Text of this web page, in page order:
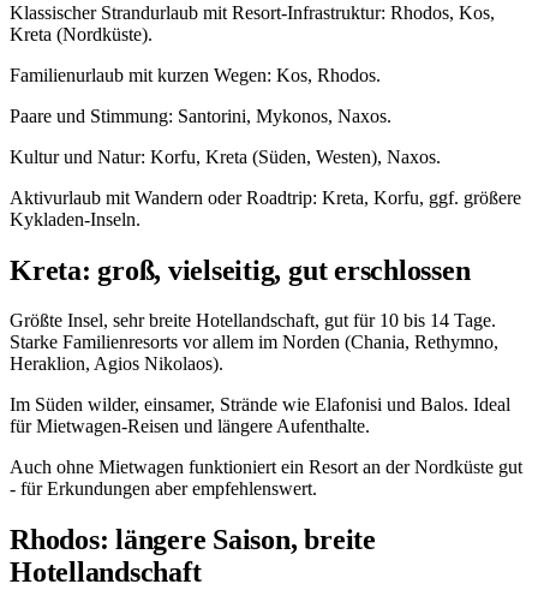
Klassischer Strandurlaub mit Resort-Infrastruktur: Rhodos, Kos,
Kreta (Nordküste).
Familienurlaub mit kurzen Wegen: Kos, Rhodos.
Paare und Stimmung: Santorini, Mykonos, Naxos.
Kultur und Natur: Korfu, Kreta (Süden, Westen), Naxos.
Aktivurlaub mit Wandern oder Roadtrip: Kreta, Korfu, ggf. größere
Kykladen-Inseln.
Kreta: groß, vielseitig, gut erschlossen
Größte Insel, sehr breite Hotellandschaft, gut für 10 bis 14 Tage.
Starke Familienresorts vor allem im Norden (Chania, Rethymno,
Heraklion, Agios Nikolaos).
Im Süden wilder, einsamer, Strände wie Elafonisi und Balos. Ideal
für Mietwagen-Reisen und längere Aufenthalte.
Auch ohne Mietwagen funktioniert ein Resort an der Nordküste gut
- für Erkundungen aber empfehlenswert.
Rhodos: längere Saison, breite
Hotellandschaft